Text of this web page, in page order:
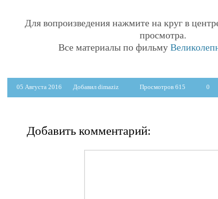
Для вопроизведения нажмите на круг в
просмотра.
Все материалы по фильму
05 Августа 2016 Добавил dimaziz Просмотров 615 0
Добавить комментарий: